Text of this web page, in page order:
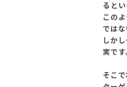
るとい
この
ではな
しか
実です
そこ